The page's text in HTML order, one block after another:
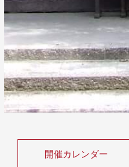
開催カレンダー